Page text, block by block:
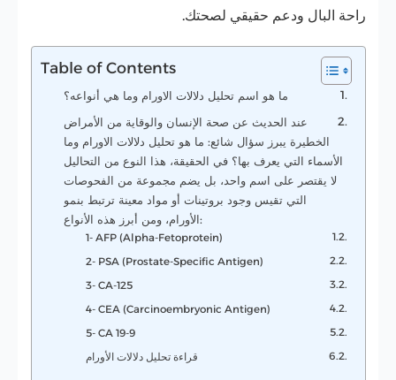
راحة البال ودعم حقيقي لصحتك.
Table of Contents
ما هو اسم تحليل دلالات الاورام وما هي أنواعه؟
عند الحديث عن صحة الإنسان والوقاية من الأمراض
الخطيرة يبرز سؤال شائع: ما هو تحليل دلالات الاورام وما
الأسماء التي يعرف بها؟ في الحقيقة، هذا النوع من التحاليل
لا يقتصر على اسم واحد، بل يضم مجموعة من الفحوصات
التي تقيس وجود بروتينات أو مواد معينة ترتبط بنمو
الأورام، ومن أبرز هذه الأنواع:
1- AFP (Alpha-Fetoprotein)
2- PSA (Prostate-Specific Antigen)
3- CA-125
4- CEA (Carcinoembryonic Antigen)
5- CA 19-9
قراءة تحليل دلالات الأورام